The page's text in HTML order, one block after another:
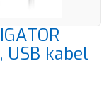
USB kabel